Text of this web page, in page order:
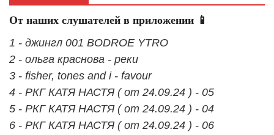
От наших слушателей в приложении 📱
1 - джингл 001 BODROE YTRO
2 - ольга краснова - реки
3 - fisher, tones and i - favour
4 - РКГ КАТЯ НАСТЯ ( от 24.09.24 ) - 05
5 - РКГ КАТЯ НАСТЯ ( от 24.09.24 ) - 04
6 - РКГ КАТЯ НАСТЯ ( от 24.09.24 ) - 06